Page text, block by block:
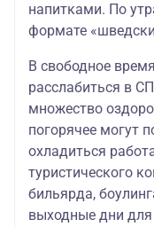
напитками. По
формате
В свободное
расслабиться в
множество
погорячее могут
охладиться
туристического
бильярда,
выходные дни